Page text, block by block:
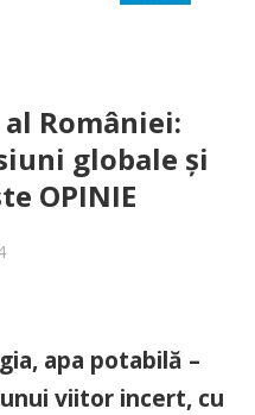
României:
globale și
OPINIE
apa potabilă –
viitor incert, cu